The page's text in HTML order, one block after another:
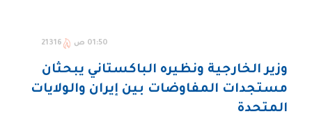
01:50 ص 21316
وزير الخارجية ونظيره الباكستاني يبحثان
مستجدات المفاوضات بين إيران والولايات
المتحدة